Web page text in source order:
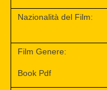
Nazionalità del Film:
Film Genere:
Book Pdf